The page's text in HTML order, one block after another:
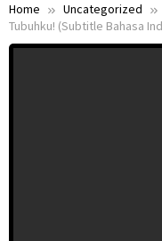
Home Uncategorized
Tubuhku! (Subtitle Bahasa